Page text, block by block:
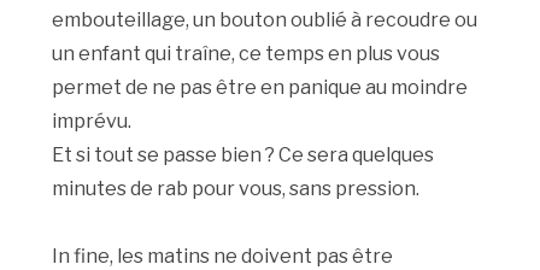
embouteillage, un bouton oublié à recoudre ou
un enfant qui traîne, ce temps en plus vous
permet de ne pas être en panique au moindre
imprévu.
Et si tout se passe bien ? Ce sera quelques
minutes de rab pour vous, sans pression.
In fine, les matins ne doivent pas être